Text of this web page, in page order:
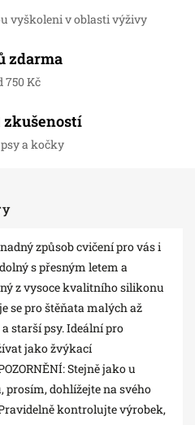
vyškoleni v oblasti výživy
zdarma
750 Kč
zkušeností
a kočky
způsob cvičení pro vás i
s přesným letem a
z vysoce kvalitního silikonu
se pro štěňata malých až
starší psy. Ideální pro
jako žvýkací
Stejně jako u
dohlížejte na svého
kontrolujte výrobek,